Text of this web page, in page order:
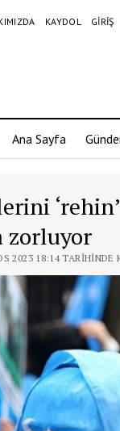
KAYDOL GIRIŞ
Ana Sayfa
zorluyor
2023 18:14